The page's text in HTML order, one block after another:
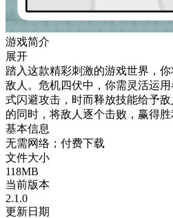
游戏简介
展开
踏入这款精彩刺激的游戏世界，
敌人。危机四伏中，你需灵活运
式闪避攻击，时而释放技能给予
的同时，将敌人逐个击败，赢得胜
基本信息
无需网络；付费下载
文件大小
118MB
当前版本
2.1.0
更新日期